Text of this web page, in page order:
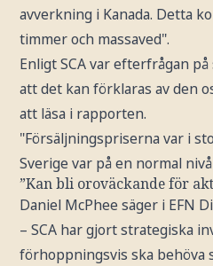
avverkning i Kanada. Detta
timmer och massaved".
Enligt SCA var efterfrågan
att det kan förklaras av den
att läsa i rapporten.
"Försäljningspriserna var i
Sverige var på en normal
”Kan bli oroväckande för
Daniel McPhee säger i EFN
– SCA har gjort strategiska
förhoppningsvis ska behöva